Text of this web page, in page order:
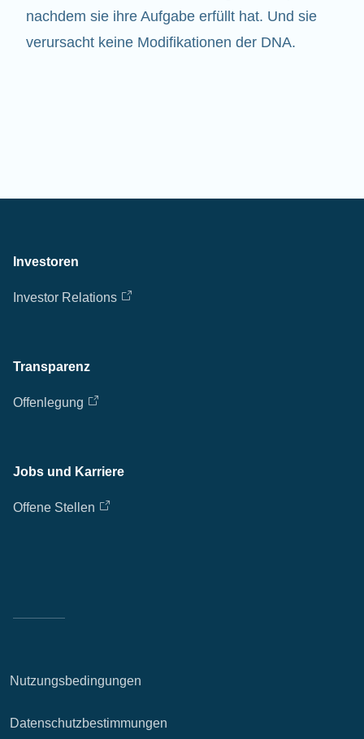
nachdem sie ihre Aufgabe erfüllt hat. Und sie
verursacht keine Modifikationen der DNA.
Investoren
Investor Relations
Transparenz
Offenlegung
Jobs und Karriere
Offene Stellen
Nutzungsbedingungen
Datenschutzbestimmungen